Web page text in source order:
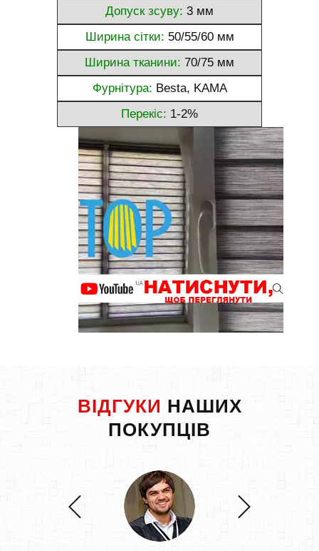
Допуск зсуву: 3 мм
Ширина сітки: 50/55/60 мм
Ширина тканини: 70/75 мм
Фурнітура: Besta, KAMA
Перекіс: 1-2%
ВІДГУКИ НАШИХ
ПОКУПЦІВ